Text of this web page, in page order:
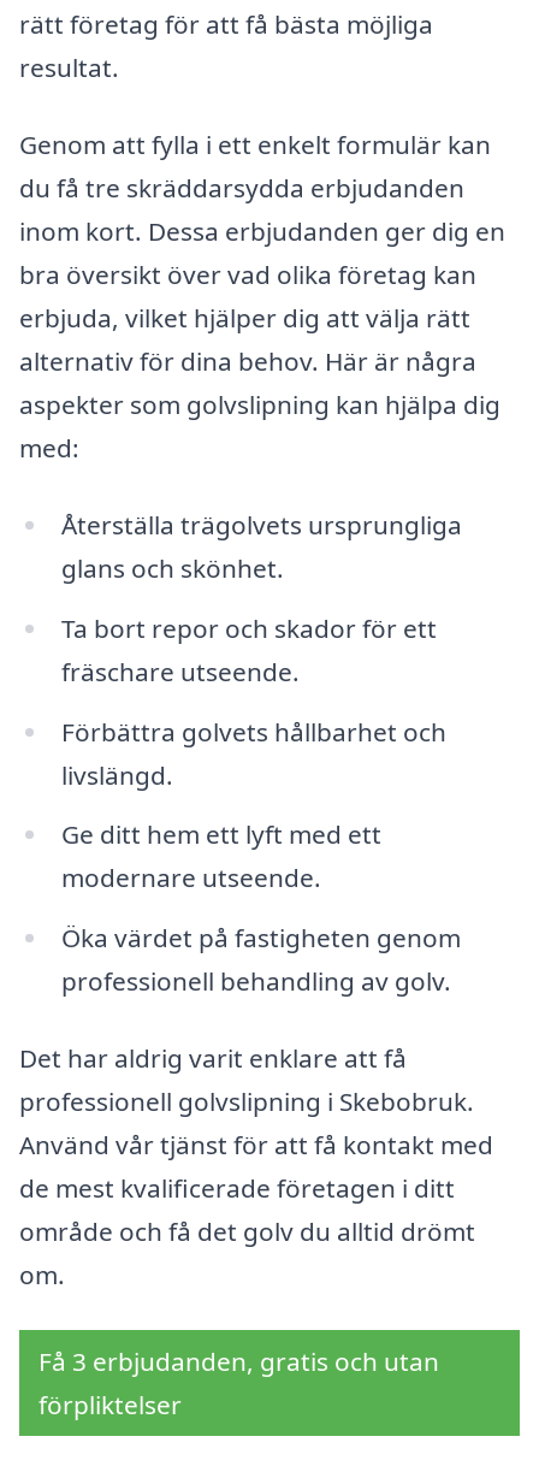
rätt företag för att få bästa möjliga
resultat.
Genom att fylla i ett enkelt formulär kan
du få tre skräddarsydda erbjudanden
inom kort. Dessa erbjudanden ger dig en
bra översikt över vad olika företag kan
erbjuda, vilket hjälper dig att välja rätt
alternativ för dina behov. Här är några
aspekter som golvslipning kan hjälpa dig
med:
Återställa trägolvets ursprungliga
glans och skönhet.
Ta bort repor och skador för ett
fräschare utseende.
Förbättra golvets hållbarhet och
livslängd.
Ge ditt hem ett lyft med ett
modernare utseende.
Öka värdet på fastigheten genom
professionell behandling av golv.
Det har aldrig varit enklare att få
professionell golvslipning i Skebobruk.
Använd vår tjänst för att få kontakt med
de mest kvalificerade företagen i ditt
område och få det golv du alltid drömt
om.
Få 3 erbjudanden, gratis och utan
förpliktelser